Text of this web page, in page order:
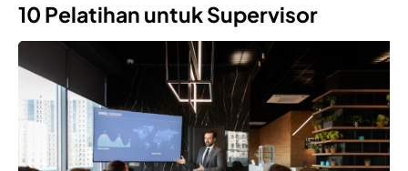
10 Pelatihan untuk Supervisor